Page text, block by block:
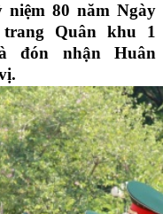
80 năm Ngày
Quân khu 1
đón nhận Huân